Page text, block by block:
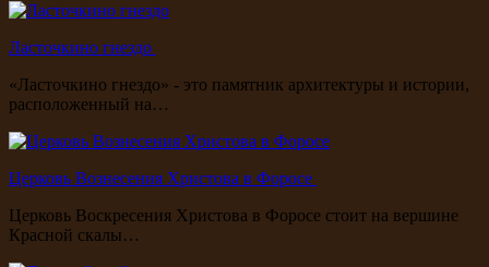
Ласточкино гнездо
«Ласточкино гнездо» - это памятник архитектуры и истории,
расположенный на…
Церковь Вознесения Христова в Форосе
Церковь Воскресения Христова в Форосе стоит на вершине
Красной скалы…